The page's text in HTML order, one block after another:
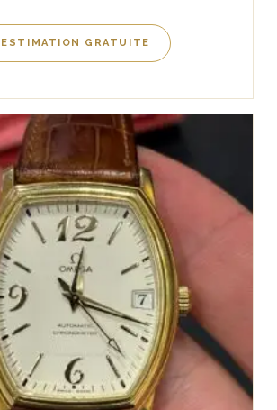
ESTIMATION GRATUITE